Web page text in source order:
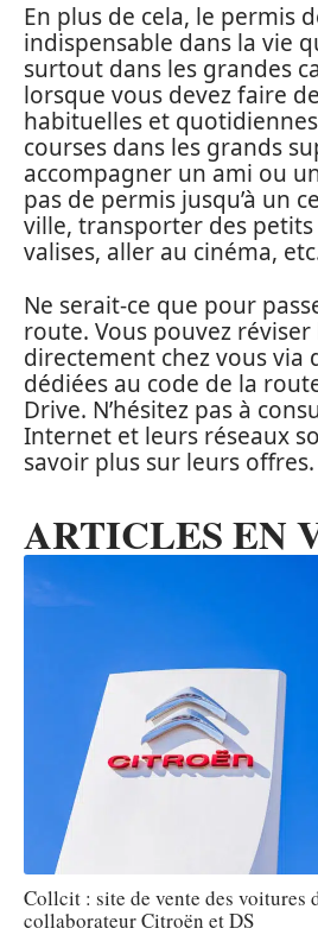
En plus de cela, le permis
indispensable dans la vie
surtout dans les grandes
lorsque vous devez faire
habituelles et
courses dans les grands
accompagner un ami ou
pas de permis jusqu’à un
ville, transporter des
valises, aller au cinéma,
Ne serait-ce que pour
route. Vous pouvez réviser
directement chez vous via
dédiées au code de la
Drive. N’hésitez pas à
Internet et leurs réseaux
savoir plus sur leurs offres.
ARTICLES EN
Collcit : site de vente des voitures
collaborateur Citroën et DS